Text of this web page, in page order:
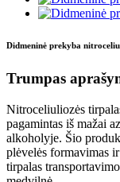
Didmeninė prekyba
Trumpas
Nitroceliuliozės
pagamintas iš mažai
alkoholyje. Šio
plėvelės formavimas
tirpalas